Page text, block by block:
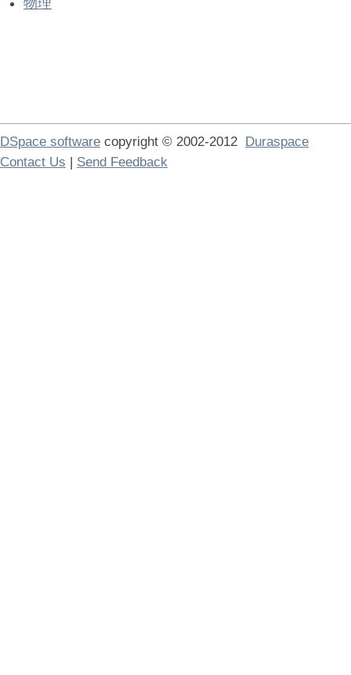
物理
DSpace software copyright © 2002-2012 Duraspace
Contact Us | Send Feedback